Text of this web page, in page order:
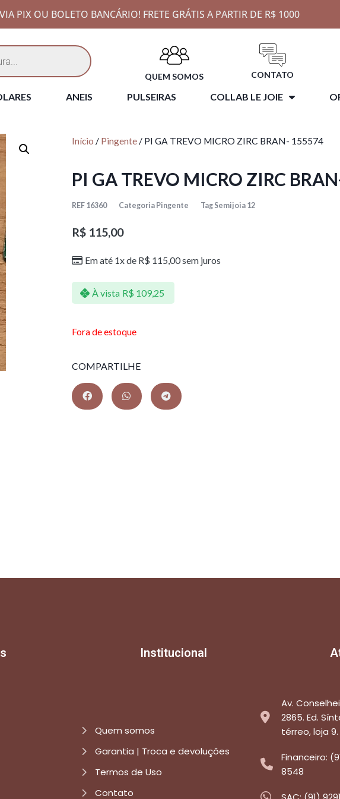
PIX OU BOLETO BANCÁRIO! FRETE GRÁTIS A PARTIR DE R$ 1000
QUEM SOMOS CONTATO
ANEIS PULSEIRAS COLLAB LE JOIE
Início / Pingente / PI GA TREVO MICRO ZIRC BRAN- 155574
PI GA TREVO MICRO ZIRC
REF 16360 Categoria Pingente Tag Semijoia 12
R$ 115,00
Em até 1x de R$ 115,00sem juros
À vista R$ 109,25
Fora de estoque
COMPARTILHE
Institucional
Quem somos
Garantia | Troca e devoluções
Termos de Uso
Contato
Av.
2865. Ed.
térreo, loja
Financeiro:
8548